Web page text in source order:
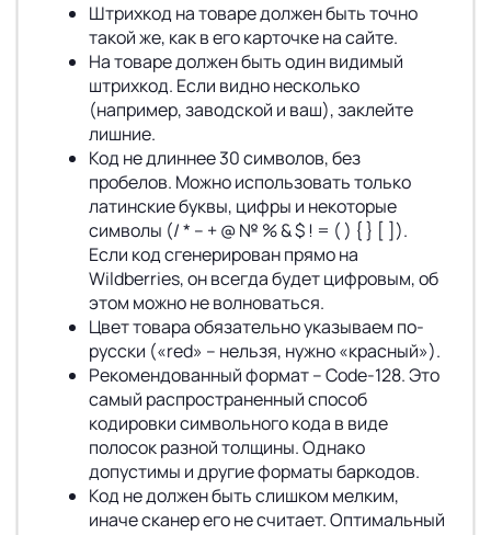
Штрихкод на товаре должен быть точно
такой же, как в его карточке на сайте.
На товаре должен быть один видимый
штрихкод. Если видно несколько
(например, заводской и ваш), заклейте
лишние.
Код не длиннее 30 символов, без
пробелов. Можно использовать только
латинские буквы, цифры и некоторые
символы (/ * – + @ № % & $ ! = ( ) { } [ ]).
Если код сгенерирован прямо на
Wildberries, он всегда будет цифровым, об
этом можно не волноваться.
Цвет товара обязательно указываем по-
русски («red» – нельзя, нужно «красный»).
Рекомендованный формат – Code-128. Это
самый распространенный способ
кодировки символьного кода в виде
полосок разной толщины. Однако
допустимы и другие форматы баркодов.
Код не должен быть слишком мелким,
иначе сканер его не считает. Оптимальный